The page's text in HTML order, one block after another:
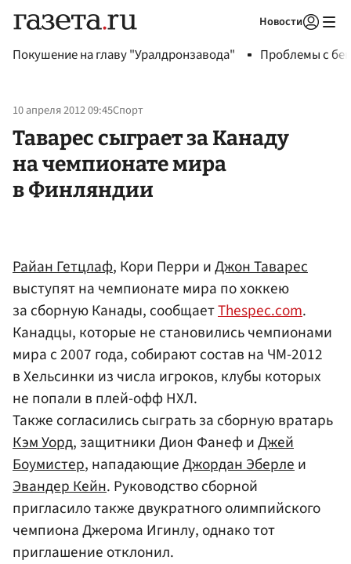
Новости
Покушение на главу "Уралдронзавода" Проблемы с
10 апреля 2012 09:45Спорт
Таварес сыграет за Канаду
на чемпионате мира
в Финляндии
Райан Гетцлаф, Кори Перри иДжон Таварес
выступят на чемпионате мира по хоккею
за сборную Канады, сообщаетThespec.com.
Канадцы, которые не становились чемпионами
мира с 2007 года, собирают состав на ЧМ-2012
в Хельсинки из числа игроков, клубы которых
не попали в плей-офф НХЛ.
Также согласились сыграть за сборную вратарь
Кэм Уорд, защитники Дион Фанеф иДжей
Боумистер, нападающиеДжордан Эберлеи
Эвандер Кейн. Руководство сборной
пригласило также двукратного олимпийского
чемпиона Джерома Игинлу, однако тот
приглашение отклонил.